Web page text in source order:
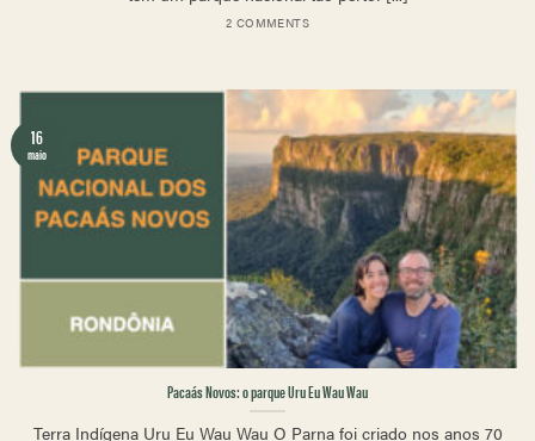
2 COMMENTS
Pacaás Novos: o parque Uru Eu Wau Wau
Terra Indígena Uru Eu Wau Wau O Parna foi criado nos anos 70
16
maio